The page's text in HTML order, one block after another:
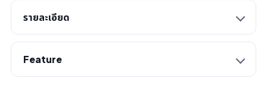
รายละเอียด
Feature